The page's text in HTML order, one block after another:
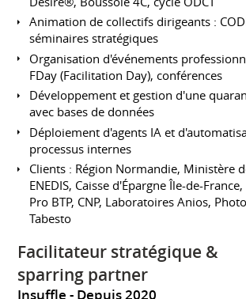
Animation de collectifs dirigeants :
séminaires stratégiques
Organisation d'événements
FDay (Facilitation Day), conférences
Développement et gestion d'une
avec bases de données
Déploiement d'agents IA et
processus internes
Clients : Région Normandie, Ministère
ENEDIS, Caisse d'Épargne Île-de-
Pro BTP, CNP, Laboratoires Anios,
Tabesto
Facilitateur stratégique &
sparring partner
Insuffle Depuis 2020